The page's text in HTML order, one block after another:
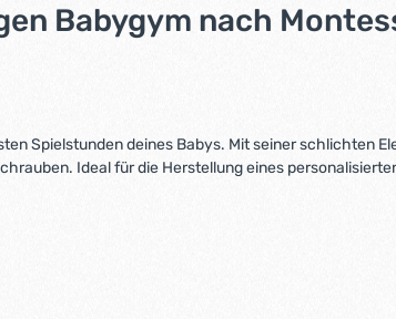
Babygym nach
Spielstunden deines Babys. Mit seiner schlichten
Ideal für die Herstellung eines